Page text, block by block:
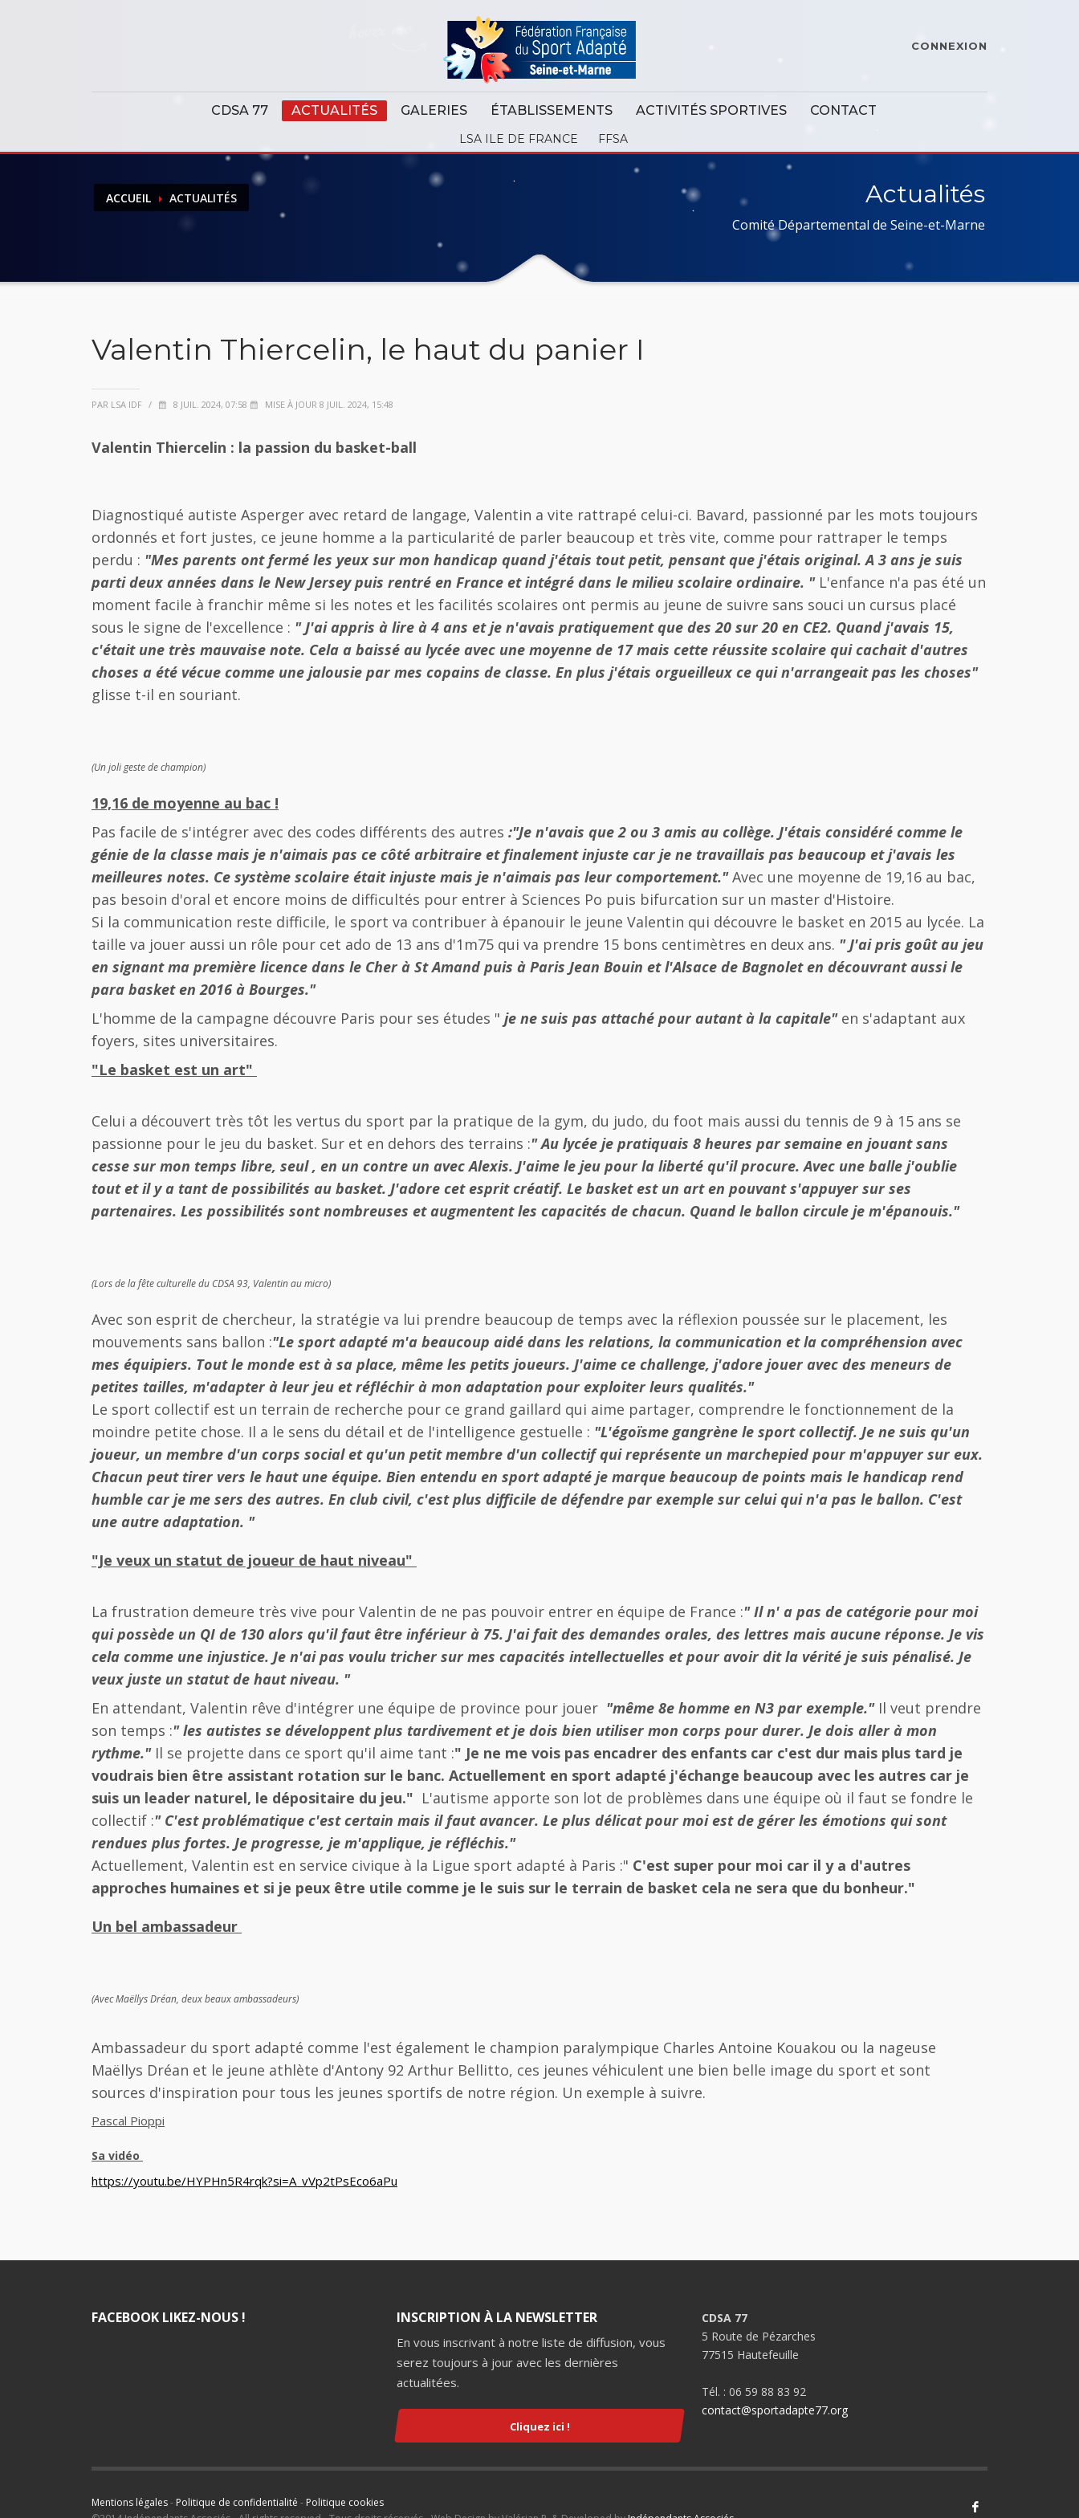
CONNEXION
CDSA 77 ACTUALITÉS GALERIES ÉTABLISSEMENTS ACTIVITÉS SPORTIVES CONTACT
LSA ILE DE FRANCE FFSA
ACCUEIL ACTUALITÉS Actualités
Comité Départemental de Seine-et-Marne
Valentin Thiercelin, le haut du panier I
PAR LSA IDF / 8 JUIL. 2024, 07:58 MISE À JOUR 8 JUIL. 2024, 15:48
Valentin Thiercelin : la passion du basket-ball
Diagnostiqué autiste Asperger avec retard de langage, Valentin a vite rattrapé celui-ci. Bavard, passionné par les mots toujours
ordonnés et fort justes, ce jeune homme a la particularité de parler beaucoup et très vite, comme pour rattraper le temps
perdu : "Mes parents ont fermé les yeux sur mon handicap quand j'étais tout petit, pensant que j'étais original. A 3 ans je suis
parti deux années dans le New Jersey puis rentré en France et intégré dans le milieu scolaire ordinaire. "L'enfance n'a pas été un
moment facile à franchir même si les notes et les facilités scolaires ont permis au jeune de suivre sans souci un cursus placé
sous le signe de l'excellence : " J'ai appris à lire à 4 ans et je n'avais pratiquement que des 20 sur 20 en CE2. Quand j'avais 15,
c'était une très mauvaise note. Cela a baissé au lycée avec une moyenne de 17 mais cette réussite scolaire qui cachait d'autres
choses a été vécue comme une jalousie par mes copains de classe. En plus j'étais orgueilleux ce qui n'arrangeait pas les choses"
glisse t-il en souriant.
(Un joli geste de champion)
19,16 de moyenne au bac !
Pas facile de s'intégrer avec des codes différents des autres :"Je n'avais que 2 ou 3 amis au collège. J'étais considéré comme le
génie de la classe mais je n'aimais pas ce côté arbitraire et finalement injuste car je ne travaillais pas beaucoup et j'avais les
meilleures notes. Ce système scolaire était injuste mais je n'aimais pas leur comportement."Avec une moyenne de 19,16 au bac,
pas besoin d'oral et encore moins de difficultés pour entrer à Sciences Po puis bifurcation sur un master d'Histoire.
Si la communication reste difficile, le sport va contribuer à épanouir le jeune Valentin qui découvre le basket en 2015 au lycée. La
taille va jouer aussi un rôle pour cet ado de 13 ans d'1m75 qui va prendre 15 bons centimètres en deux ans. " J'ai pris goût au jeu
en signant ma première licence dans le Cher à St Amand puis à Paris Jean Bouin et l'Alsace de Bagnolet en découvrant aussi le
para basket en 2016 à Bourges."
L'homme de la campagne découvre Paris pour ses études " je ne suis pas attaché pour autant à la capitale"en s'adaptant aux
foyers, sites universitaires.
"Le basket est un art"
Celui a découvert très tôt les vertus du sport par la pratique de la gym, du judo, du foot mais aussi du tennis de 9 à 15 ans se
passionne pour le jeu du basket. Sur et en dehors des terrains :" Au lycée je pratiquais 8 heures par semaine en jouant sans
cesse sur mon temps libre, seul , en un contre un avec Alexis. J'aime le jeu pour la liberté qu'il procure. Avec une balle j'oublie
tout et il y a tant de possibilités au basket. J'adore cet esprit créatif. Le basket est un art en pouvant s'appuyer sur ses
partenaires. Les possibilités sont nombreuses et augmentent les capacités de chacun. Quand le ballon circule je m'épanouis."
(Lors de la fête culturelle du CDSA 93, Valentin au micro)
Avec son esprit de chercheur, la stratégie va lui prendre beaucoup de temps avec la réflexion poussée sur le placement, les
mouvements sans ballon :"Le sport adapté m'a beaucoup aidé dans les relations, la communication et la compréhension avec
mes équipiers. Tout le monde est à sa place, même les petits joueurs. J'aime ce challenge, j'adore jouer avec des meneurs de
petites tailles, m'adapter à leur jeu et réfléchir à mon adaptation pour exploiter leurs qualités."
Le sport collectif est un terrain de recherche pour ce grand gaillard qui aime partager, comprendre le fonctionnement de la
moindre petite chose. Il a le sens du détail et de l'intelligence gestuelle : "L'égoïsme gangrène le sport collectif. Je ne suis qu'un
joueur, un membre d'un corps social et qu'un petit membre d'un collectif qui représente un marchepied pour m'appuyer sur eux.
Chacun peut tirer vers le haut une équipe. Bien entendu en sport adapté je marque beaucoup de points mais le handicap rend
humble car je me sers des autres. En club civil, c'est plus difficile de défendre par exemple sur celui qui n'a pas le ballon. C'est
une autre adaptation. "
"Je veux un statut de joueur de haut niveau"
La frustration demeure très vive pour Valentin de ne pas pouvoir entrer en équipe de France :" Il n' a pas de catégorie pour moi
qui possède un QI de 130 alors qu'il faut être inférieur à 75. J'ai fait des demandes orales, des lettres mais aucune réponse. Je vis
cela comme une injustice. Je n'ai pas voulu tricher sur mes capacités intellectuelles et pour avoir dit la vérité je suis pénalisé. Je
veux juste un statut de haut niveau. "
En attendant, Valentin rêve d'intégrer une équipe de province pour jouer "même 8e homme en N3 par exemple." Il veut prendre
son temps :" les autistes se développent plus tardivement et je dois bien utiliser mon corps pour durer. Je dois aller à mon
rythme." Il se projette dans ce sport qu'il aime tant :" Je ne me vois pas encadrer des enfants car c'est dur mais plus tard je
voudrais bien être assistant rotation sur le banc. Actuellement en sport adapté j'échange beaucoup avec les autres car je
suis un leader naturel, le dépositaire du jeu." L'autisme apporte son lot de problèmes dans une équipe où il faut se fondre le
collectif :" C'est problématique c'est certain mais il faut avancer. Le plus délicat pour moi est de gérer les émotions qui sont
rendues plus fortes. Je progresse, je m'applique, je réfléchis."
Actuellement, Valentin est en service civique à la Ligue sport adapté à Paris :" C'est super pour moi car il y a d'autres
approches humaines et si je peux être utile comme je le suis sur le terrain de basket cela ne sera que du bonheur."
Un bel ambassadeur
(Avec Maëllys Dréan, deux beaux ambassadeurs)
Ambassadeur du sport adapté comme l'est également le champion paralympique Charles Antoine Kouakou ou la nageuse
Maëllys Dréan et le jeune athlète d'Antony 92 Arthur Bellitto, ces jeunes véhiculent une bien belle image du sport et sont
sources d'inspiration pour tous les jeunes sportifs de notre région. Un exemple à suivre.
Pascal Pioppi
Sa vidéo
https://youtu.be/HYPHn5R4rqk?si=A_vVp2tPsEco6aPu
FACEBOOK LIKEZ-NOUS ! INSCRIPTION À LA NEWSLETTER
En vous inscrivant à notre liste de diffusion, vous
serez toujours à jour avec les dernières
actualitées.
Cliquez ici !
CDSA 77
5 Route de Pézarches
77515 Hautefeuille
Tél. : 06 59 88 83 92
contact@sportadapte77.org
Mentions légales- Politique de confidentialité - Politique cookies